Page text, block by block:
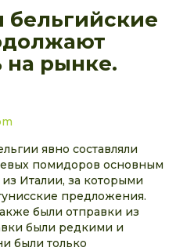
бельгийские
на рынке.
явно составляли
помидоров основным
Италии, за которыми
предложения.
были отправки из
были редкими и
были только